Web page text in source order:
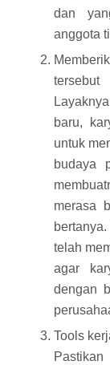
dan
anggota
tersebut
baru,
untuk
budaya
merasa
telah
agar
dengan
Tools